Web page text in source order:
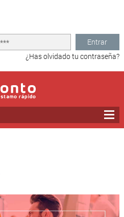
Entrar
¿Has olvidado tu contraseña?